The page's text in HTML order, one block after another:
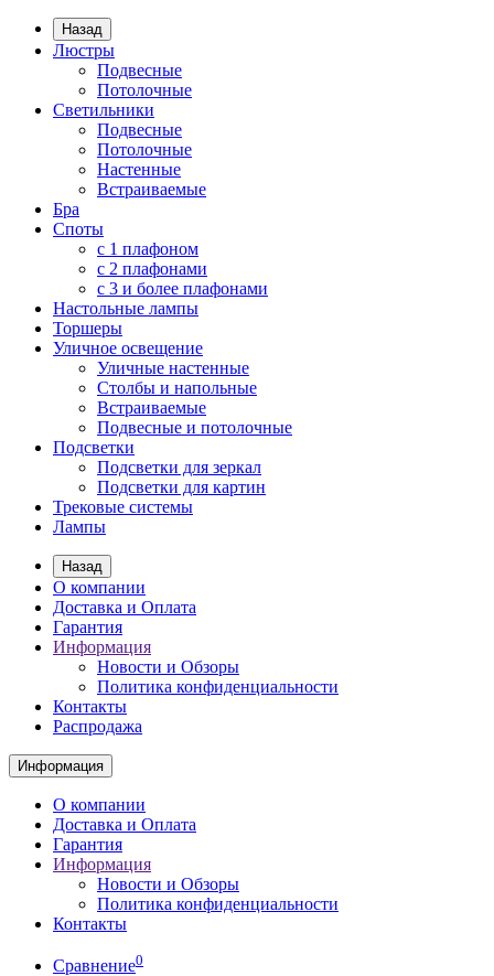
Назад
Люстры
Подвесные
Потолочные
Светильники
Подвесные
Потолочные
Настенные
Встраиваемые
Бра
Споты
с 1 плафоном
с 2 плафонами
с 3 и более плафонами
Настольные лампы
Торшеры
Уличное освещение
Уличные настенные
Столбы и напольные
Встраиваемые
Подвесные и потолочные
Подсветки
Подсветки для зеркал
Подсветки для картин
Трековые системы
Лампы
Назад
О компании
Доставка и Оплата
Гарантия
Информация
Новости и Обзоры
Политика конфиденциальности
Контакты
Распродажа
Информация
О компании
Доставка и Оплата
Гарантия
Информация
Новости и Обзоры
Политика конфиденциальности
Контакты
Сравнение0